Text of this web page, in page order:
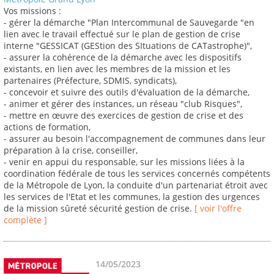
Vos missions :
- gérer la démarche "Plan Intercommunal de Sauvegarde "en
lien avec le travail effectué sur le plan de gestion de crise
interne "GESSICAT (GEStion des SItuations de CATastrophe)",
- assurer la cohérence de la démarche avec les dispositifs
existants, en lien avec les membres de la mission et les
partenaires (Préfecture, SDMIS, syndicats),
- concevoir et suivre des outils d'évaluation de la démarche,
- animer et gérer des instances, un réseau "club Risques",
- mettre en œuvre des exercices de gestion de crise et des
actions de formation,
- assurer au besoin l'accompagnement de communes dans leur
préparation à la crise, conseiller,
- venir en appui du responsable, sur les missions liées à la
coordination fédérale de tous les services concernés compétents
de la Métropole de Lyon, la conduite d'un partenariat étroit avec
les services de l'Etat et les communes, la gestion des urgences
de la mission sûreté sécurité gestion de crise. [ voir l'offre
complète ]
14/05/2023